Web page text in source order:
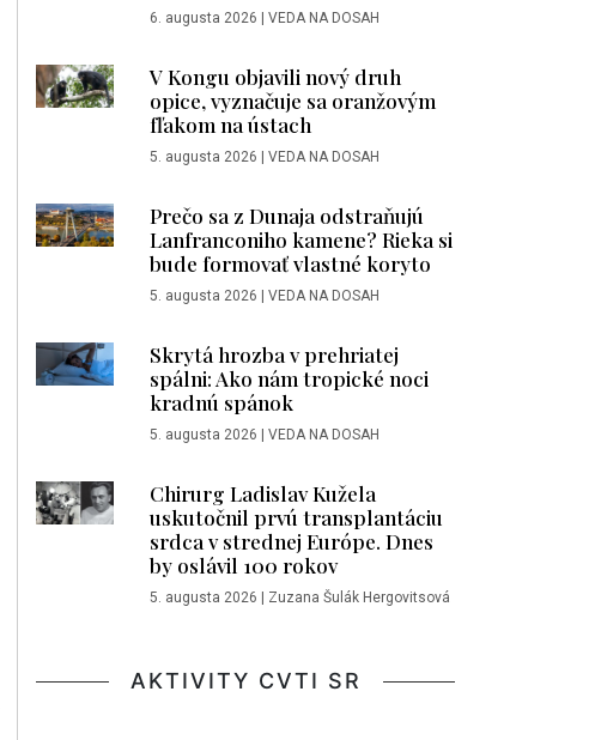
6. augusta 2026 | VEDA NA DOSAH
V Kongu objavili nový druh
opice, vyznačuje sa oranžovým
fľakom na ústach
5. augusta 2026 | VEDA NA DOSAH
Prečo sa z Dunaja odstraňujú
Lanfranconiho kamene? Rieka si
bude formovať vlastné koryto
5. augusta 2026 | VEDA NA DOSAH
Skrytá hrozba v prehriatej
spálni: Ako nám tropické noci
kradnú spánok
5. augusta 2026 | VEDA NA DOSAH
Chirurg Ladislav Kužela
uskutočnil prvú transplantáciu
srdca v strednej Európe. Dnes
by oslávil 100 rokov
5. augusta 2026 | Zuzana Šulák Hergovitsová
AKTIVITY CVTI SR